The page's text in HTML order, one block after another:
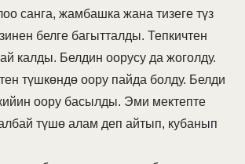
санга, жамбашка жана тизеге түз
белге багытталды. Тепкичтен
калды. Белдин оорусу да жоголду.
түшкөндө оору пайда болду. Белди
оору басылды. Эми мектепте
түшө алам деп айтып, кубанып